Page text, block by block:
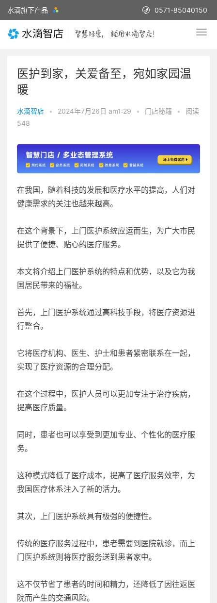
水滴旗下产品 0571-85040150
医护到家，关爱备至，宛如家园温
暖
水滴智店 • 2024年7月26日 am1:29 • 门店秘籍 •
阅读
548
在我国，随着科技的发展和医疗水平的提高，人们对
健康需求的关注也越来越高。
在这个背景下，上门医护系统应运而生，为广大市民
提供了便捷、贴心的医疗服务。
本文将介绍上门医护系统的特点和优势，以及它为我
国居民带来的福祉。
首先，上门医护系统通过高科技手段，将医疗资源进
行整合。
它将医疗机构、医生、护士和患者紧密联系在一起，
实现了医疗资源的合理分配。
在这个过程中，医护人员可以更加专注于治疗疾病，
提高医疗质量。
同时，患者也可以享受到更加专业、个性化的医疗服
务。
这种模式降低了医疗成本，提高了医疗服务效率，为
我国医疗体系注入了新的活力。
其次，上门医护系统具有极强的便捷性。
传统的医疗服务过程中，患者需要到医院就诊，而上
门医护系统则将医疗服务送到患者家中。
这不仅节省了患者的时间和精力，还降低了因往返医
院而产生的交通风险。